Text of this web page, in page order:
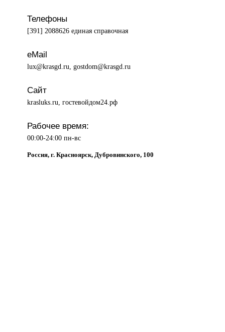
Телефоны
[391] 2088626 единая справочная
eMail
lux@krasgd.ru, gostdom@krasgd.ru
Сайт
krasluks.ru, гостевойдом24.рф
Рабочее время:
00:00-24:00 пн-вс
Россия, г. Красноярск, Дубровинского, 100